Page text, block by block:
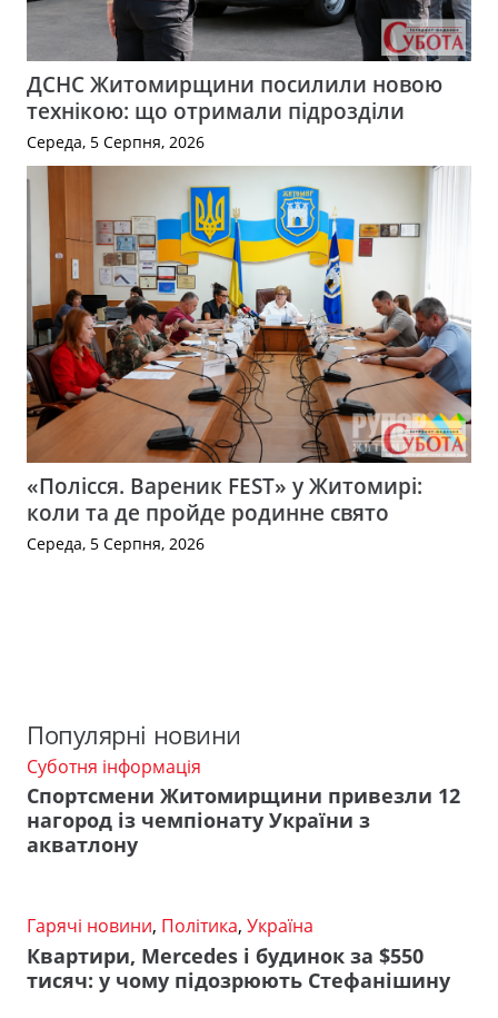
ДСНС Житомирщини посилили новою
технікою: що отримали підрозділи
Середа, 5 Серпня, 2026
«Полісся. Вареник FEST» у Житомирі:
коли та де пройде родинне свято
Середа, 5 Серпня, 2026
Популярні новини
Суботня інформація
Спортсмени Житомирщини привезли 12
нагород із чемпіонату України з
акватлону
Гарячі новини, Політика, Україна
Квартири, Mercedes і будинок за $550
тисяч: у чому підозрюють Стефанішину